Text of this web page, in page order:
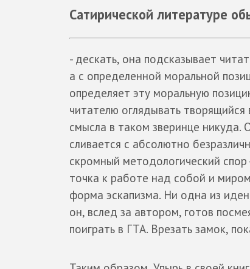
Сатирической литературе
- дескать, она подсказывает
а с определенной моральной
определяет эту моральную
читателю оглядывать творящийся
смысла в таком зверинце никуда.
сливается с абсолютно
скромный методологический
точка к работе над собой и
форма эскапизма. Ни одна из
он, вслед за автором, готов
поиграть в ГТА. Врезать замок,